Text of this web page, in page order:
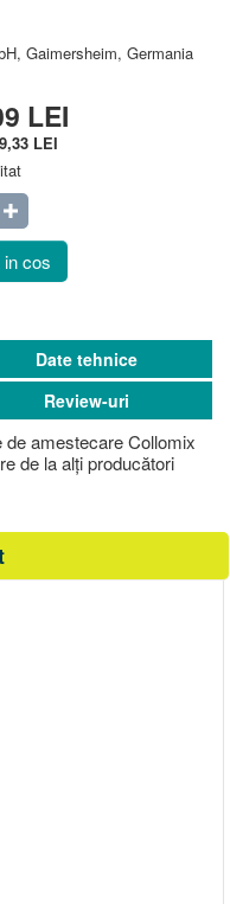
Gaimersheim, Germania
LEI
LEI
cos
de amestecare Collomix
de la alți producători
Date tehnice
Review-uri